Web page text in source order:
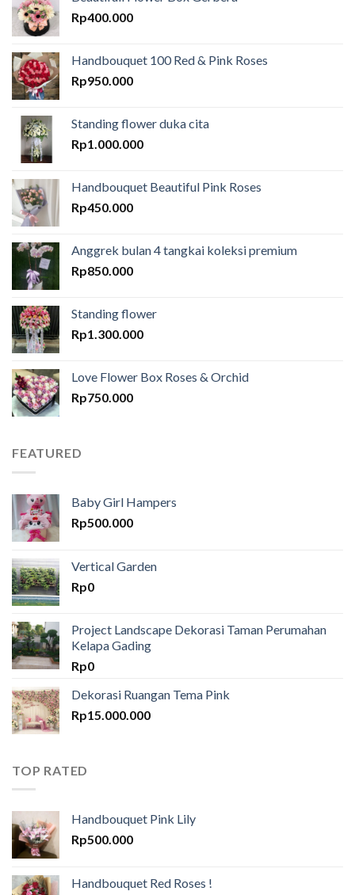
Rp400.000
Handbouquet 100 Red & Pink Roses
Rp950.000
Standing flower duka cita
Rp1.000.000
Handbouquet Beautiful Pink Roses
Rp450.000
Anggrek bulan 4 tangkai koleksi premium
Rp850.000
Standing flower
Rp1.300.000
Love Flower Box Roses & Orchid
Rp750.000
FEATURED
Baby Girl Hampers
Rp500.000
Vertical Garden
Rp0
Project Landscape Dekorasi Taman Perumahan
Kelapa Gading
Rp0
Dekorasi Ruangan Tema Pink
Rp15.000.000
TOP RATED
Handbouquet Pink Lily
Rp500.000
Handbouquet Red Roses !